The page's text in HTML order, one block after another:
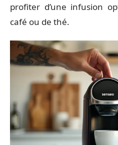
profiter d’une infusion
café ou de thé.